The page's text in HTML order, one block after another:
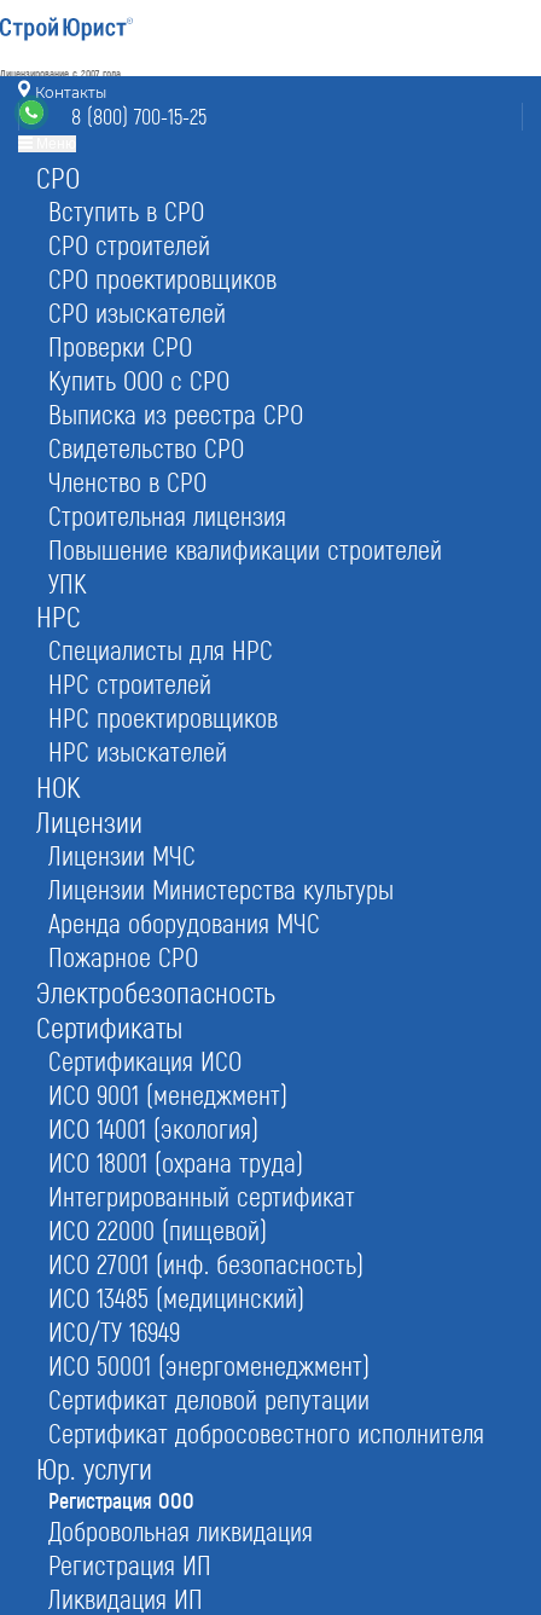
Лицензирование с 2007 года
4.93
Наш рейтинг
80отзывов
режим работы
без выходных 7:00-20:00
8 (800) 700-15-25
Ставрополь, БЦ «45 Параллель»,
ул. 50 лет ВЛКСМ 109
Контакты
8 (800) 700-15-25
СРО
Вступить в СРО
СРО строителей
СРО проектировщиков
СРО изыскателей
Проверки СРО
Купить ООО с СРО
Выписка из реестра СРО
Свидетельство СРО
Членство в СРО
Строительная лицензия
Повышение квалификации строителей
УПК
НРС
Специалисты для НРС
НРС строителей
НРС проектировщиков
НРС изыскателей
НОК
Лицензии
Лицензии МЧС
Лицензии Министерства культуры
Аренда оборудования МЧС
Пожарное СРО
Электробезопасность
Сертификаты
Сертификация ИСО
ИСО 9001 (менеджмент)
ИСО 14001 (экология)
ИСО 18001 (охрана труда)
Интегрированный сертификат
ИСО 22000 (пищевой)
ИСО 27001 (инф. безопасность)
ИСО 13485 (медицинский)
ИСО/ТУ 16949
ИСО 50001 (энергоменеджмент)
Сертификат деловой репутации
Сертификат добросовестного исполнителя
Юр. услуги
Регистрация ООО
Добровольная ликвидация
Регистрация ИП
Ликвидация ИП
Главная Юр. услуги Регистрация ООО
Регистрация ООО в Ставрополе:
помощь в оформлении
Оставьте заявку прямо сейчас
Регистрация ООО
При отправке данной формы вы соглашаетесь с
1.Откроем фирму за 3 дня
сэкономим на госпошлине 4 000 ₽, откроем счет в
надежном банке
3.Оформим полный пакет документов
окажем юридическую и бухгалтерскую
консультацию
2.Подберем юр. адрес и ОКВЭДы
а также изготовим печать и составим Устав
4.Дистанционная регистрация и онлайн-
оплата
с нами Вы можете зарегистрировать фирму не
выходя из дома или офиса
С этой услугой часто заказывают:
Регистрация ИП
Внесение изменений
Юридические адреса
Регистрация ЭТЛ
Открытие расчетного счета